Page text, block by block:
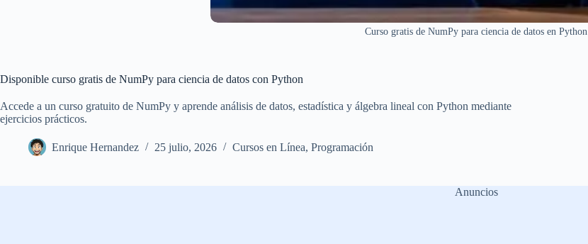
Curso gratis de NumPy para ciencia de datos en Python
Disponible curso gratis de NumPy para ciencia de datos con Python
Accede a un curso gratuito de NumPy y aprende análisis de datos, estadística y álgebra lineal con Python mediante
ejercicios prácticos.
Enrique Hernandez 25 julio, 2026 Cursos en Línea, Programación
Anuncios